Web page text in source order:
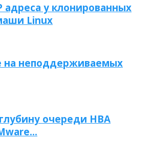
у клонированных
Linux
на неподдерживаемых
очереди HBA